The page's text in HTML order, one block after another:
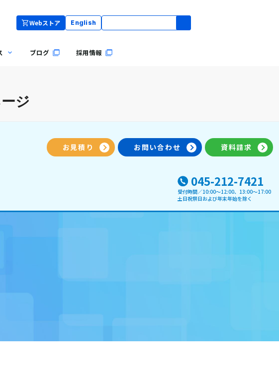
Webストア English
ブログ 採用情報
ジ
お見積り お問い合わせ 資料請求
045-212-7421
受付時間／10:00〜12:00、13:00～17:00
土日祝祭日および年末年始を除く